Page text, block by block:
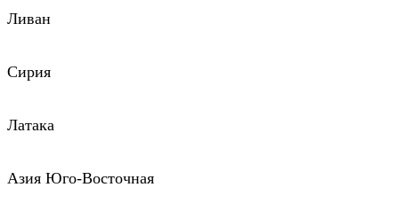
Ливан
Сирия
Латака
Азия Юго-Восточная